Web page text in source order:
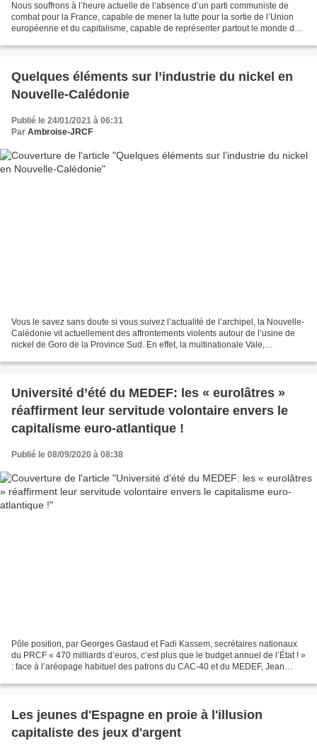
Nous souffrons à l’heure actuelle de l’absence d’un parti communiste de
combat pour la France, capable de mener la lutte pour la sortie de l’Union
européenne et du capitalisme, capable de représenter partout le monde du
Quelques éléments sur l’industrie du nickel en
Nouvelle-Calédonie
Publié le 24/01/2021 à 06:31
Par Ambroise-JRCF
Vous le savez sans doute si vous suivez l’actualité de l’archipel, la Nouvelle-
Calédonie vit actuellement des affrontements violents autour de l’usine de
nickel de Goro de la Province Sud. En effet, la multinationale Vale,
Université d’été du MEDEF: les « eurolâtres »
réaffirment leur servitude volontaire envers le
capitalisme euro-atlantique !
Publié le 08/09/2020 à 08:38
Pôle position, par Georges Gastaud et Fadi Kassem, secrétaires nationaux
du PRCF « 470 milliards d’euros, c’est plus que le budget annuel de l’État ! »
: face à l’aréopage habituel des patrons du CAC-40 et du MEDEF, Jean
Les jeunes d'Espagne en proie à l'illusion
capitaliste des jeux d'argent